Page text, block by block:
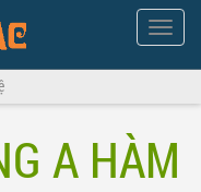
Show
Menu
A HÀM